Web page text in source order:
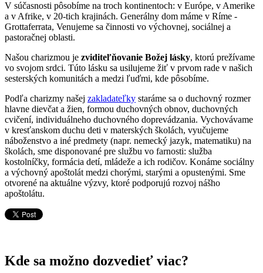
V súčasnosti pôsobíme na troch kontinentoch: v Európe, v Amerike
a v Afrike, v 20-tich krajinách. Generálny dom máme v Ríme -
Grottaferrata, Venujeme sa činnosti vo výchovnej, sociálnej a
pastoračnej oblasti.
Našou charizmou je zviditeľňovanie Božej lásky, ktorú prežívame
vo svojom srdci. Túto lásku sa usilujeme žiť v prvom rade v našich
sesterských komunitách a medzi ľuďmi, kde pôsobíme.
Podľa charizmy našej zakladateľky staráme sa o duchovný rozmer
hlavne dievčat a žien, formou duchovných obnov, duchovných
cvičení, individuálneho duchovného doprevádzania. Vychovávame
v kresťanskom duchu deti v materských školách, vyučujeme
náboženstvo a iné predmety (napr. nemecký jazyk, matematiku) na
školách, sme disponované pre službu vo farnosti: služba
kostolníčky, formácia detí, mládeže a ich rodičov. Konáme sociálny
a výchovný apoštolát medzi chorými, starými a opustenými. Sme
otvorené na aktuálne výzvy, ktoré podporujú rozvoj nášho
apoštolátu.
Kde sa možno dozvedieť viac?